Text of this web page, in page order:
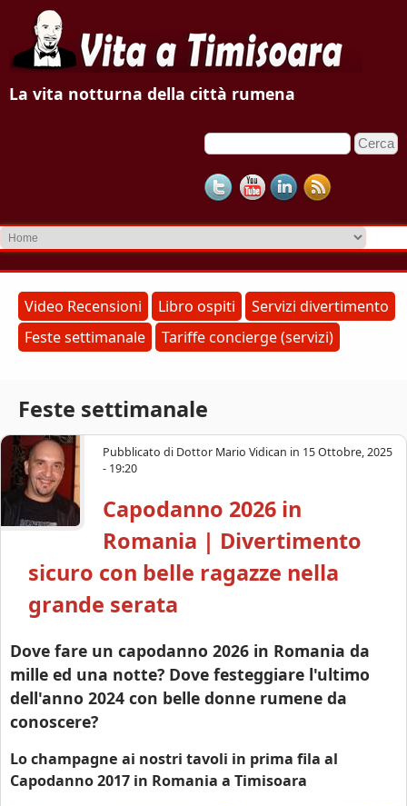
V
a
T
m
s
o
a
r
La vita notturna della città rumena
F
o
r
m
d
i
r
i
c
c
a
C
r
c
a
Video Recensioni Libro ospiti
Servizi divertimento
Feste settimanale
Tariffe concierge (servizi)
Feste settimanale
Pubblicato di Dottor Mario Vidican in 15 Ottobre, 2025
- 19:20
Capodanno 2026 in
Romania | Divertimento
sicuro con belle ragazze nella
grande serata
Dove fare un capodanno 2026 in Romania da
mille ed una notte? Dove festeggiare l'ultimo
dell'anno 2024 con belle donne rumene da
conoscere?
Lo champagne ai nostri tavoli in prima fila al
Capodanno 2017 in Romania a Timisoara